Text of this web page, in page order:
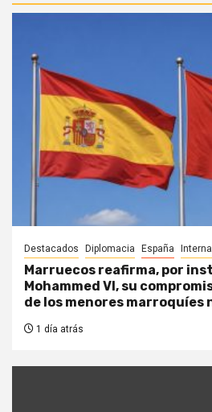
Destacados Diplomacia España
Marruecos reafirma, por
Mohammed VI, su
de los menores marroquíes
1 día atrás